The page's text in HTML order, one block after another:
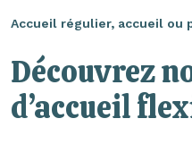
Accueil régulier, accueil ou
Découvrez
d’accueil